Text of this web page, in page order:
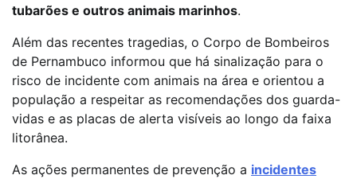
tubarões e outros animais marinhos.
Além das recentes tragedias, o Corpo de Bombeiros
de Pernambuco informou que há sinalização para o
risco de incidente com animais na área e orientou a
população a respeitar as recomendações dos guarda-
vidas e as placas de alerta visíveis ao longo da faixa
litorânea.
As ações permanentes de prevenção a incidentes